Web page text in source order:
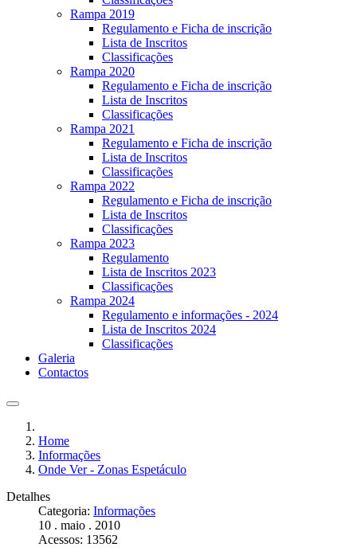
Rampa 2019
Regulamento e Ficha de inscrição
Lista de Inscritos
Classificações
Rampa 2020
Regulamento e Ficha de inscrição
Lista de Inscritos
Classificações
Rampa 2021
Regulamento e Ficha de inscrição
Lista de Inscritos
Classificações
Rampa 2022
Regulamento e Ficha de inscrição
Lista de Inscritos
Classificações
Rampa 2023
Regulamento
Lista de Inscritos 2023
Classificações
Rampa 2024
Regulamento e informações - 2024
Lista de Inscritos 2024
Classificações
Galeria
Contactos
Home
Informações
Onde Ver - Zonas Espetáculo
Detalhes
Categoria: Informações
10 . maio . 2010
Acessos: 13562